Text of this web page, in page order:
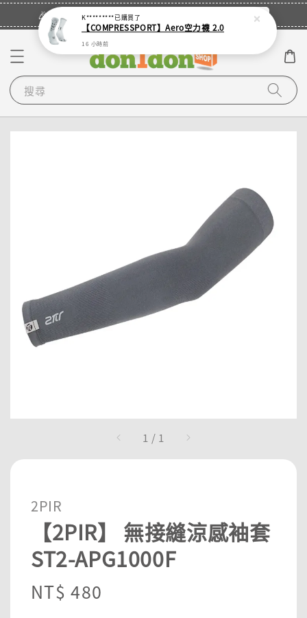
🎉登入會員・領取您的專屬折扣券！ 立即登入
搜尋
1 / 1
2PIR
【2PIR】 無接縫涼感袖套
ST2-APG1000F
Regular
NT$ 480
K*********已購買了
【COMPRESSPORT】Aero空力襪 2.0
16 小時前